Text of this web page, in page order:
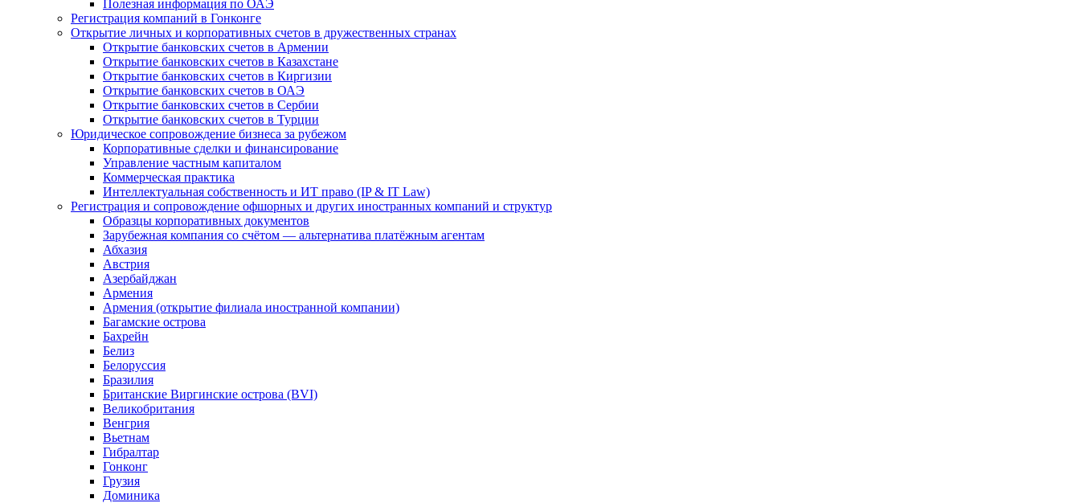
Полезная информация по ОАЭ
Регистрация компаний в Гонконге
Открытие личных и корпоративных счетов в дружественных странах
Открытие банковских счетов в Армении
Открытие банковских счетов в Казахстане
Открытие банковских счетов в Киргизии
Открытие банковских счетов в ОАЭ
Открытие банковских счетов в Сербии
Открытие банковских счетов в Турции
Юридическое сопровождение бизнеса за рубежом
Корпоративные сделки и финансирование
Управление частным капиталом
Коммерческая практика
Интеллектуальная собственность и ИТ право (IP & IT Law)
Регистрация и сопровождение офшорных и других иностранных компаний и структур
Образцы корпоративных документов
Зарубежная компания со счётом — альтернатива платёжным агентам
Абхазия
Австрия
Азербайджан
Армения
Армения (открытие филиала иностранной компании)
Багамские острова
Бахрейн
Белиз
Белоруссия
Бразилия
Британские Виргинские острова (BVI)
Великобритания
Венгрия
Вьетнам
Гибралтар
Гонконг
Грузия
Доминика